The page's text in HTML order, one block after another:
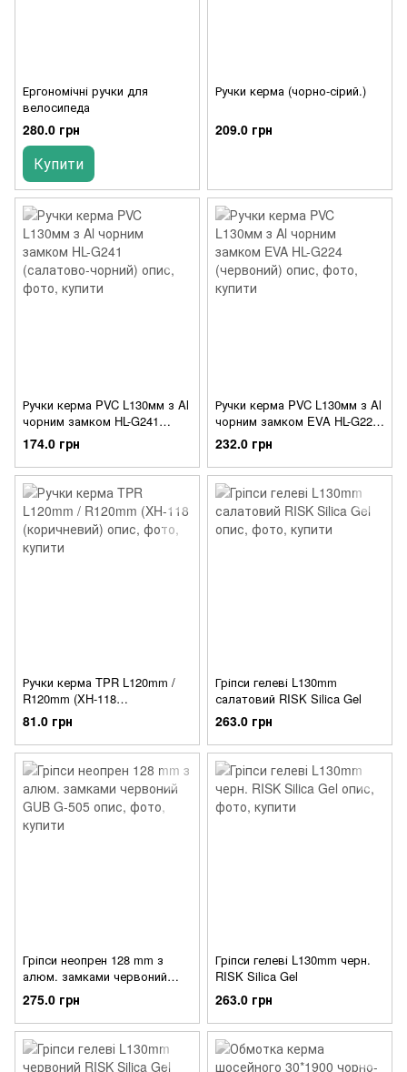
Ергономічні ручки для
велосипеда
280.0 грн
Купити
Ручки керма (чорно-сірий.)
209.0 грн
Ручки керма PVC L130мм з Al
чорним замком HL-G241
(салатово-чорний)
174.0 грн
Ручки керма PVC L130мм з Al
чорним замком EVA HL-G224
(червоний)
232.0 грн
Ручки керма TPR L120mm /
R120mm (XH-118
(коричневий)
81.0 грн
Гріпси гелеві L130mm
салатовий RISK Silica Gel
263.0 грн
Гріпси неопрен 128 mm з
алюм. замками червоний
GUB G-505
275.0 грн
Гріпси гелеві L130mm черн.
RISK Silica Gel
263.0 грн